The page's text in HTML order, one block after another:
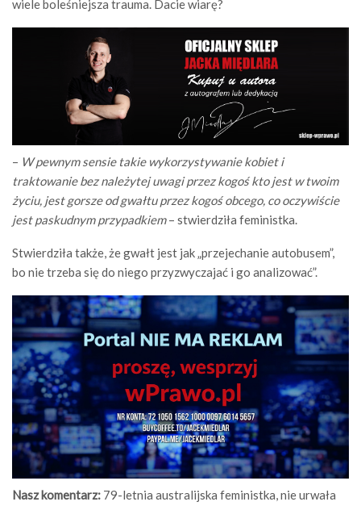
wiele boleśniejsza trauma. Dacie wiarę?
– W pewnym sensie takie wykorzystywanie kobiet i
traktowanie bez należytej uwagi przez kogoś kto jest w twoim
życiu, jest gorsze od gwałtu przez kogoś obcego, co oczywiście
jest paskudnym przypadkiem– stwierdziła feministka.
Stwierdziła także, że gwałt jest jak „przejechanie autobusem”,
bo nie trzeba się do niego przyzwyczajać i go analizować”.
Nasz komentarz: 79-letnia australijska feministka, nie urwała